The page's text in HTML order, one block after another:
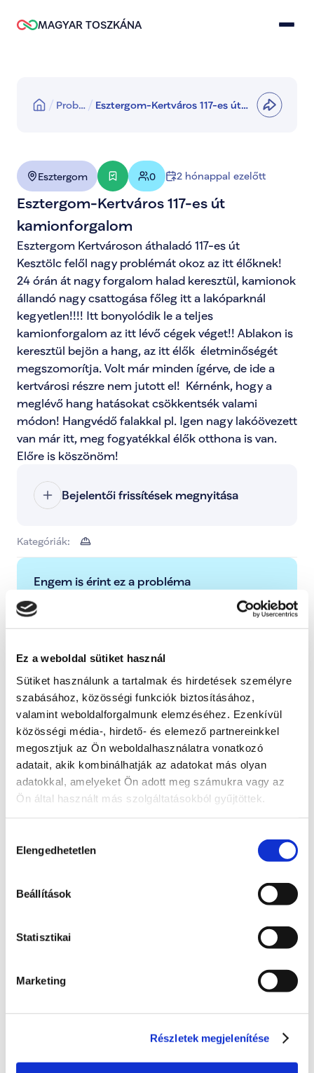
Ez a weboldal sütiket használ
Sütiket használunk a tartalmak és hirdetések személyre
szabásához, közösségi funkciók biztosításához,
valamint weboldalforgalmunk elemzéséhez. Ezenkívül
közösségi média-, hirdető- és elemező partnereinkkel
megosztjuk az Ön weboldalhasználatra vonatkozó
adatait, akik kombinálhatják az adatokat más olyan
adatokkal, amelyeket Ön adott meg számukra vagy az
Ön által használt más szolgáltatásokból gyűjtöttek.
kiválasztása
Elengedhetetlen
Beállítások
Statisztikai
Marketing
Részletek megjelenítése
MAGYAR TOSZKÁNA
Prob…
Esztergom-Kertváros 117-es út
Esztergom 0 2 hónappal ezelőtt
Esztergom-Kertváros 117-es út
kamionforgalom
Esztergom Kertvároson áthaladó 117-es út
Kesztölc felől nagy problémát okoz az itt élőknek!
24 órán át nagy forgalom halad keresztül, kamionok
állandó nagy csattogása főleg itt a lakóparknál
kegyetlen!!!! Itt bonyolódik le a teljes
kamionforgalom az itt lévő cégek véget!! Ablakon is
keresztül bejön a hang, az itt élők  életminőségét
megszomorítja. Volt már minden ígérve, de ide a
kertvárosi részre nem jutott el!  Kérnénk, hogy a
meglévő hang hatásokat csökkentsék valami
módon! Hangvédő falakkal pl. Igen nagy lakóövezett
van már itt, meg fogyatékkal élők otthona is van.
Előre is köszönöm!
Bejelentői frissítések megnyitása
Kategóriák:
Engem is érint ez a probléma
hatással van, és fontosnak tartod a megoldását.
További lépések a probléma kapcsán
Radnai Márk
A TISZA alelnöke, Országgyűlési képviselő,
Kormánybiztos
Teljes állapot lista megnyitása
A probléma megoldásához csatolt dokumentum(ok):
Hozzászóláshoz bejelentkezés szükséges
Időrendi sorrendbe rendezve
Státusz
melyik szakaszban tart.
2026. június 24., szerda